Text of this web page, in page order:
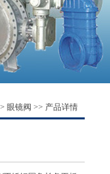
眼镜阀 >> 产品详情